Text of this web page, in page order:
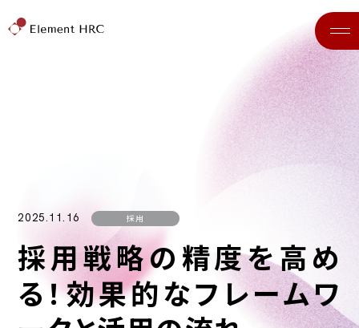
2025.11.16 採用
採用戦略の精度を高め
る！効果的なフレームワ